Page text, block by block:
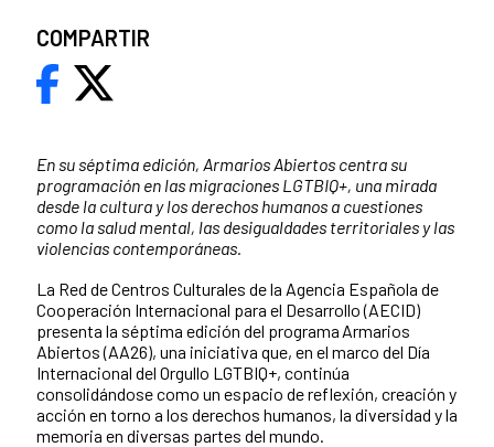
En su séptima edición, Armarios Abiertos centra su
programación en las migraciones LGTBIQ+, una mirada
desde la cultura y los derechos humanos a cuestiones
como la salud mental, las desigualdades territoriales y las
violencias contemporáneas.
La Red de Centros Culturales de la Agencia Española de
Cooperación Internacional para el Desarrollo (AECID)
presenta la séptima edición del programa Armarios
Abiertos (AA26), una iniciativa que, en el marco del Día
Internacional del Orgullo LGTBIQ+, continúa
consolidándose como un espacio de reflexión, creación y
acción en torno a los derechos humanos, la diversidad y la
memoria en diversas partes del mundo.
COMPARTIR